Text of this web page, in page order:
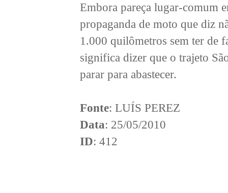
Embora pareça lugar-comum
propaganda de moto que diz
1.000 quilômetros sem ter de
significa dizer que o trajeto
parar para abastecer.
Fonte: LUÍS PEREZ
Data: 25/05/2010
ID: 412